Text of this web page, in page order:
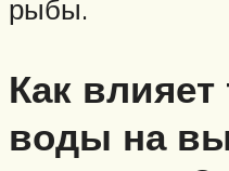
рыбы.
Как
воды на